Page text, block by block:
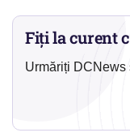
Fiți la curent
Urmăriți DCNews